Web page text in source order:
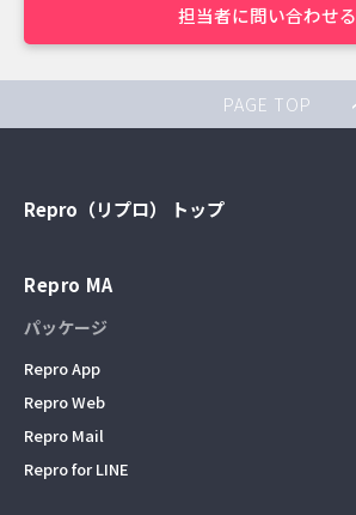
担当者に問い合わせる
PAGE TOP
Repro（リプロ） トップ
Repro MA
パッケージ
Repro App
Repro Web
Repro Mail
Repro for LINE